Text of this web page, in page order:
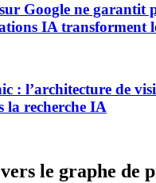
Google ne garantit
IA transforment
: l’architecture de
la recherche IA
le graphe de